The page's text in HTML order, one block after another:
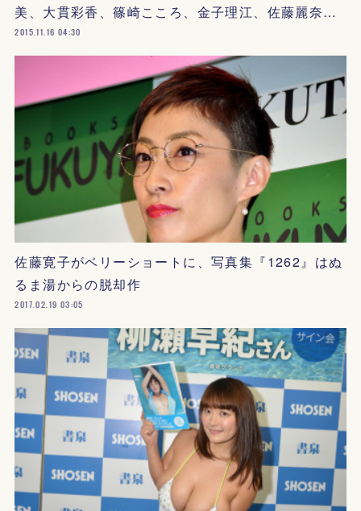
美、大貫彩香、篠崎こころ、金子理江、佐藤麗奈…
2015.11.16 04:30
佐藤寛子がベリーショートに、写真集『1262』はぬ
るま湯からの脱却作
2017.02.19 03:05